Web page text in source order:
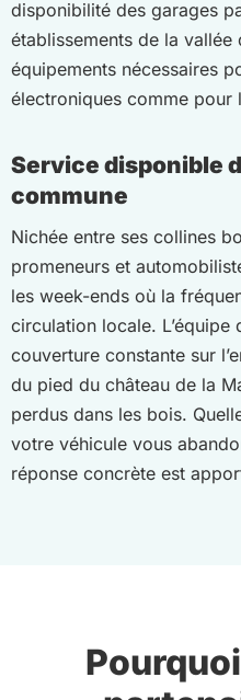
disponibilité des garages
établissements de la vallée
équipements nécessaires
électroniques comme pour
Service disponible
commune
Nichée entre ses collines
promeneurs et
les week-ends où la
circulation locale. L’équipe
couverture constante sur
du pied du château de la
perdus dans les bois.
votre véhicule vous
réponse concrète est